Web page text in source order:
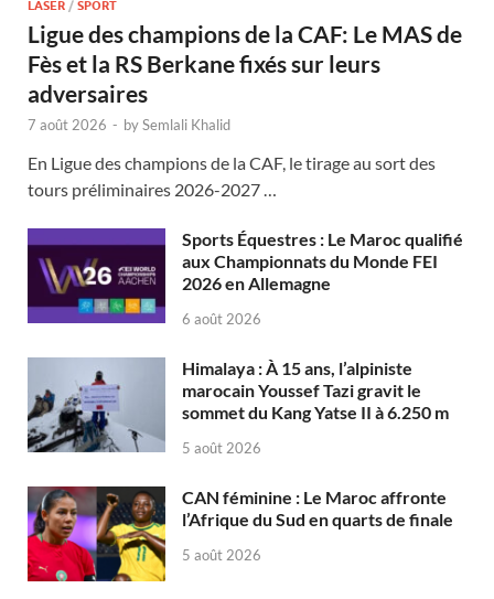
LASER / SPORT
Ligue des champions de la CAF: Le MAS de
Fès et la RS Berkane fixés sur leurs
adversaires
7 août 2026 - bySemlali Khalid
En Ligue des champions de la CAF, le tirage au sort des
tours préliminaires 2026-2027 …
Sports Équestres : Le Maroc qualifié
aux Championnats du Monde FEI
2026 en Allemagne
6 août 2026
Himalaya : À 15 ans, l’alpiniste
marocain Youssef Tazi gravit le
sommet du Kang Yatse II à 6.250 m
5 août 2026
CAN féminine : Le Maroc affronte
l’Afrique du Sud en quarts de finale
5 août 2026